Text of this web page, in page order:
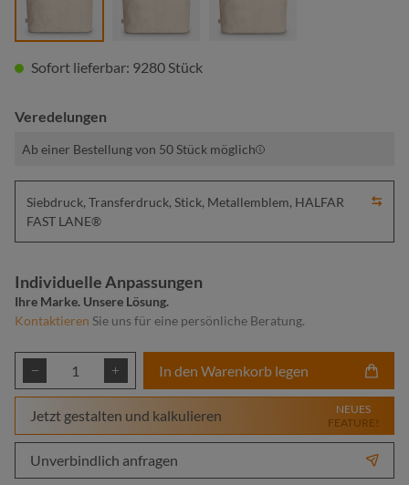
Sofort lieferbar: 9280 Stück
Veredelungen
Ab einer Bestellung von 50 Stück möglich
Siebdruck, Transferdruck, Stick, Metallemblem, HALFAR
FAST LANE®
Individuelle Anpassungen
Ihre Marke. Unsere Lösung.
Kontaktieren Sie uns für eine persönliche Beratung.
Produkt Anzahl: Gib den gewünschten
In den Warenkorb legen
Jetzt gestalten und kalkulieren
NEUES
FEATURE!
Unverbindlich anfragen